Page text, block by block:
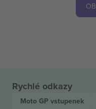
Rychlé odkazy
Moto GP vstupenek